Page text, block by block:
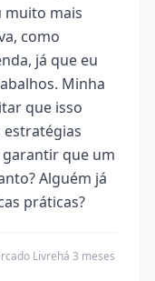
muito mais
como
já que eu
Minha
que isso
estratégias
que um
Alguém já
práticas?
Livrehá 3 meses